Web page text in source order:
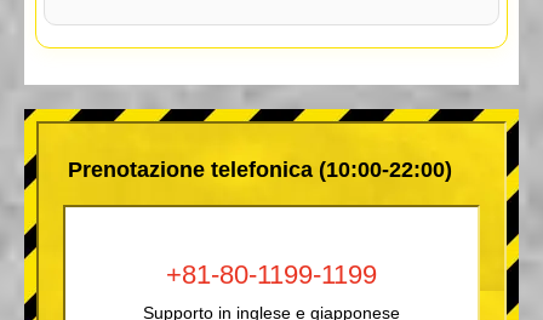
Prenotazione telefonica (10:00-22:00)
+81-80-1199-1199
Supporto in inglese e giapponese